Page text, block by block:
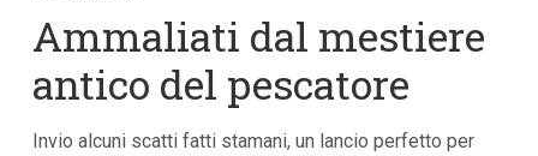
c
n
t
n
Ammaliati dal mestiere
antico del pescatore
Invio alcuni scatti fatti stamani, un lancio perfetto per